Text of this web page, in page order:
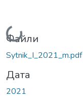
Вантажиться...
Файли
Sytnik_I_2021_m.pdf
Дата
2021